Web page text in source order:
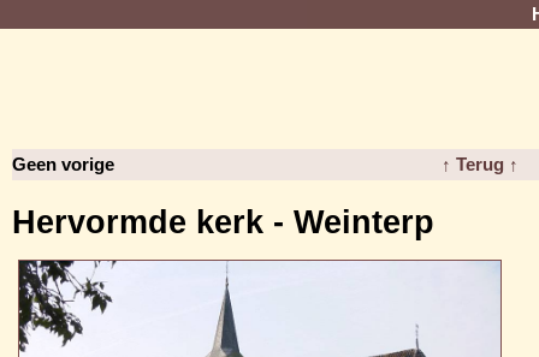
Geen vorige ↑ Terug ↑
Hervormde kerk - Weinterp